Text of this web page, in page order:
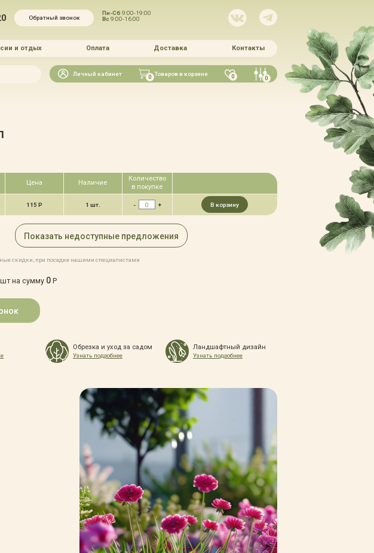
Обратный звонок
Пн-Сб9:00-19:00
Вс9:00-16:00
и отдых Оплата Доставка Контакты
Искать
Личный кабинет 0 Товаров в корзине 0 0
Цена Наличие
Количество
в покупке
115 Р 1 шт. - + В корзину
Показать недоступные предложения
скидки, при посадке нашими специалистами
шт на сумму 0Р
Обрезка и уход за садом
Узнать подробнее
Ландшафтный дизайн
Узнать подробнее